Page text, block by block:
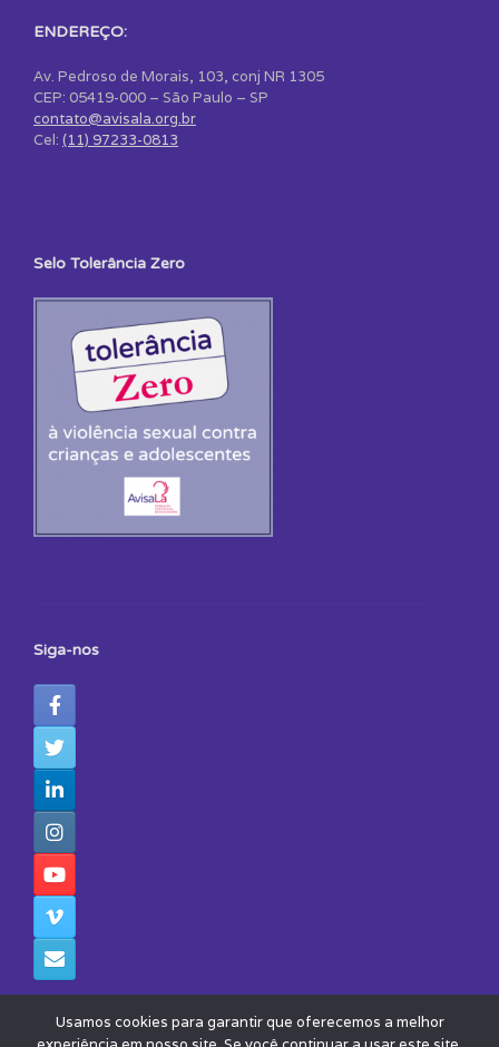
ENDEREÇO:
Av. Pedroso de Morais, 103, conj NR 1305
CEP: 05419-000 – São Paulo – SP
contato@avisala.org.br
Cel: (11) 97233-0813
Selo Tolerância Zero
Siga-nos
Usamos cookies para garantir que oferecemos a melhor